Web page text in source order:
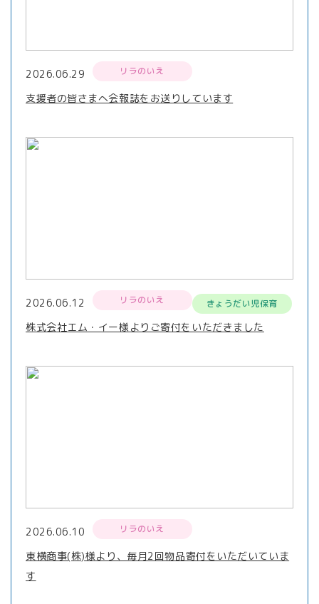
2026.06.29 リラのいえ
支援者の皆さまへ会報誌をお送りしています
2026.06.12 リラのいえ きょうだい児保育
株式会社エム・イー様よりご寄付をいただきました
2026.06.10 リラのいえ
東横商事(株)様より、毎月2回物品寄付をいただいていま
す